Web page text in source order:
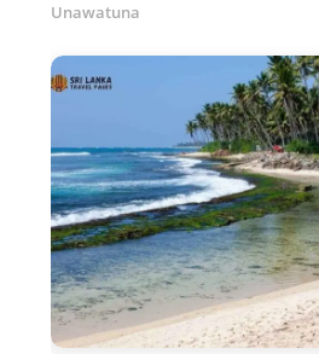
Unawatuna